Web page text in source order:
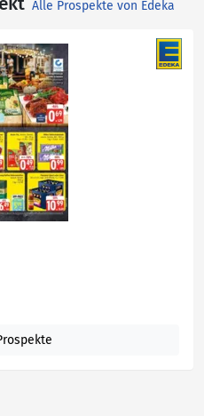
Alle Prospekte von Edeka